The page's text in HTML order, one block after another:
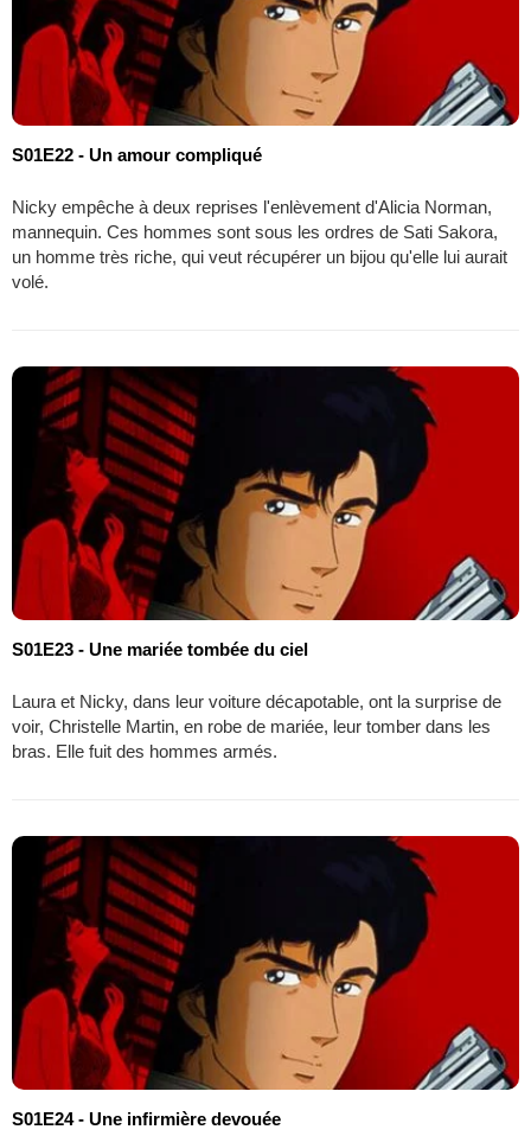
S01E22 - Un amour compliqué
Nicky empêche à deux reprises l'enlèvement d'Alicia Norman,
mannequin. Ces hommes sont sous les ordres de Sati Sakora,
un homme très riche, qui veut récupérer un bijou qu'elle lui aurait
volé.
S01E23 - Une mariée tombée du ciel
Laura et Nicky, dans leur voiture décapotable, ont la surprise de
voir, Christelle Martin, en robe de mariée, leur tomber dans les
bras. Elle fuit des hommes armés.
S01E24 - Une infirmière devouée